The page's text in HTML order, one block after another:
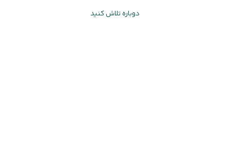
دوباره تلاش کنید